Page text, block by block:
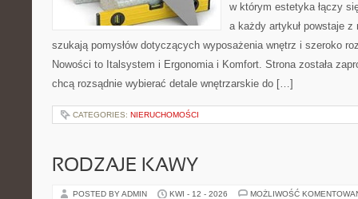
w którym estetyka łączy
a każdy artykuł powstaje
szukają pomysłów dotyczących wyposażenia wnętrz i szeroko
Nowości to Italsystem i Ergonomia i Komfort. Strona została
chcą rozsądnie wybierać detale wnętrzarskie do […]
CATEGORIES: NIERUCHOMOŚCI
RODZAJE KAWY
POSTED BY ADMIN KWI - 12 - 2026 MOŻLIWOŚĆ